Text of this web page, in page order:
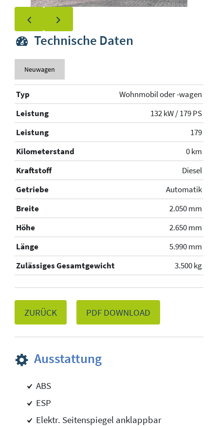
Technische Daten
Neuwagen
Typ
Wohnmobil oder -wagen
Leistung
132 kW / 179 PS
Leistung
179
Kilometerstand
0 km
Kraftstoff
Diesel
Getriebe
Automatik
Breite
2.050 mm
Höhe
2.650 mm
Länge
5.990 mm
Zulässiges Gesamtgewicht
3.500 kg
ZURÜCK PDF DOWNLOAD
Ausstattung
ABS
ESP
Elektr. Seitenspiegel anklappbar